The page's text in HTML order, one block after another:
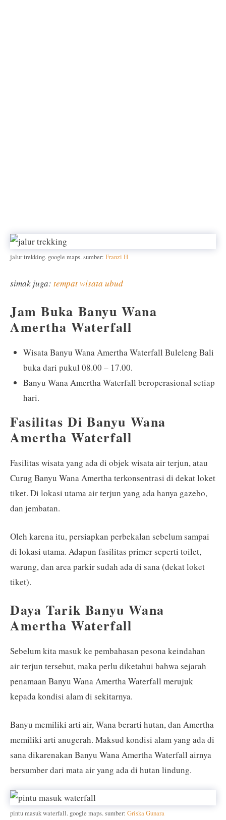
jalur trekking. google maps. sumber: Franzi H
simak juga: tempat wisata ubud
Jam Buka Banyu Wana
Amertha Waterfall
Wisata Banyu Wana Amertha Waterfall Buleleng Bali
buka dari pukul 08.00 – 17.00.
Banyu Wana Amertha Waterfall beroperasional setiap
hari.
Fasilitas Di Banyu Wana
Amertha Waterfall
Fasilitas wisata yang ada di objek wisata air terjun, atau
Curug Banyu Wana Amertha terkonsentrasi di dekat loket
tiket. Di lokasi utama air terjun yang ada hanya gazebo,
dan jembatan.
Oleh karena itu, persiapkan perbekalan sebelum sampai
di lokasi utama. Adapun fasilitas primer seperti toilet,
warung, dan area parkir sudah ada di sana (dekat loket
tiket).
Daya Tarik Banyu Wana
Amertha Waterfall
Sebelum kita masuk ke pembahasan pesona keindahan
air terjun tersebut, maka perlu diketahui bahwa sejarah
penamaan Banyu Wana Amertha Waterfall merujuk
kepada kondisi alam di sekitarnya.
Banyu memiliki arti air, Wana berarti hutan, dan Amertha
memiliki arti anugerah. Maksud kondisi alam yang ada di
sana dikarenakan Banyu Wana Amertha Waterfall airnya
bersumber dari mata air yang ada di hutan lindung.
pintu masuk waterfall. google maps. sumber: Griska Gunara